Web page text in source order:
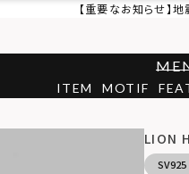
【重要なお知らせ】
ITEM MOTIF
LION
SV925